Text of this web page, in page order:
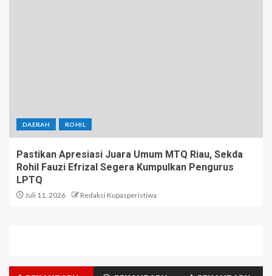
DAERAH ROHIL
Pastikan Apresiasi Juara Umum MTQ Riau, Sekda
Rohil Fauzi Efrizal Segera Kumpulkan Pengurus
LPTQ
Juli 11, 2026 Redaksi Kupasperistiwa